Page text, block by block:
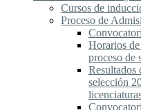
Cursos de
Proceso de
Horarios
proceso de
Resultados
selección